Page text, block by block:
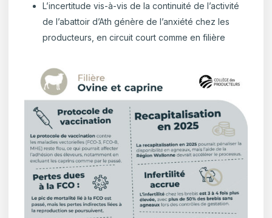
L’incertitude vis-à-vis de la continuité de l’activité
de l’abattoir d’Ath génère de l’anxiété chez les
producteurs, en circuit court comme en filière